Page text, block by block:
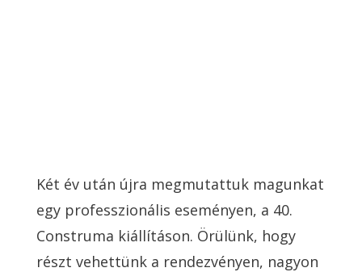
Két év után újra megmutattuk magunkat
egy professzionális eseményen, a 40.
Construma kiállításon. Örülünk, hogy
részt vehettünk a rendezvényen, nagyon